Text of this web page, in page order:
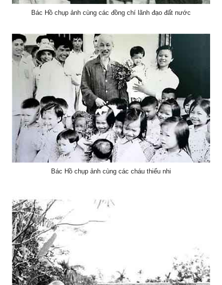
Bác Hồ chụp ảnh cùng các đồng chí lãnh đạo đất nước
Bác Hồ chụp ảnh cùng các cháu thiếu nhi